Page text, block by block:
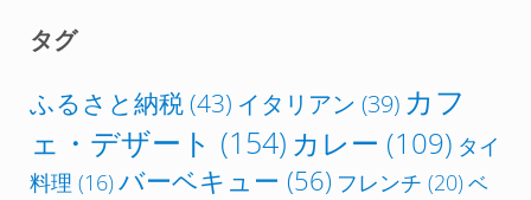
タグ
ふるさと納税(43) イタリアン (39) カフ
ェ・デザート (154) カレー (109) タイ
料理 (16)バーベキュー (56) フレンチ (20)ベ